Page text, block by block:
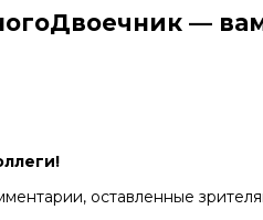
—
оставленные